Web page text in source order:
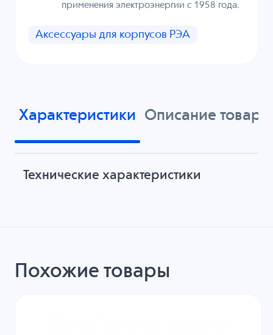
применения электроэнергии с 1958 года.
Аксессуары для корпусов РЭА
Характеристики Описание товара
Технические характеристики
Похожие товары